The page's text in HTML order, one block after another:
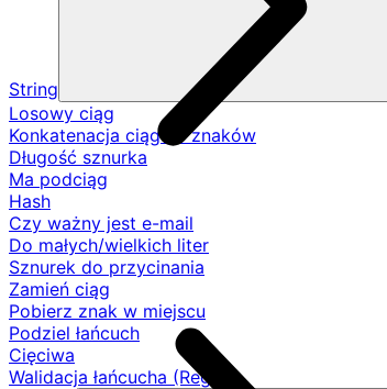
String
Losowy ciąg
Konkatenacja ciągów znaków
Długość sznurka
Ma podciąg
Hash
Czy ważny jest e-mail
Do małych/wielkich liter
Sznurek do przycinania
Zamień ciąg
Pobierz znak w miejscu
Podziel łańcuch
Cięciwa
Walidacja łańcucha (Regex)